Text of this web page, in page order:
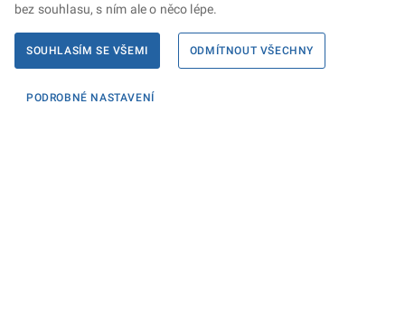
bez souhlasu, s ním ale o něco lépe.
SOUHLASÍM SE VŠEMI ODMÍTNOUT VŠECHNY
PODROBNÉ NASTAVENÍ